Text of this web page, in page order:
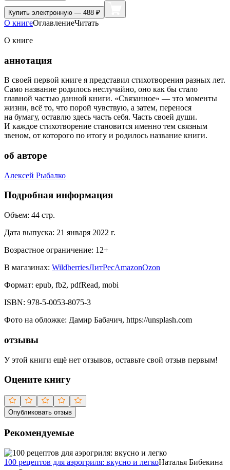
Купить электронную — 488 ₽
О книгеОглавлениеЧитать
О книге
аннотация
В своей первой книге я представил стихотворения разных лет.
Само название родилось неслучайно, оно как бы стало
главной частью данной книги. «Связанное» — это моменты
жизни, всё то, что порой чувствую, а затем, перенося
на бумагу, оставлю здесь часть себя. Часть своей души.
И каждое стихотворение становится именно тем связным
звеном, от которого по итогу и родилось название книги.
об авторе
Алексей Рыбалко
Подробная информация
Объем: 44 стр.
Дата выпуска: 21 января 2022 г.
Возрастное ограничение: 12+
В магазинах: WildberriesЛитРесAmazonOzon
Формат: epub, fb2, pdfRead, mobi
ISBN: 978-5-0053-8075-3
Фото на обложке: Дамир Бабачич, https://unsplash.com
отзывы
У этой книги ещё нет отзывов, оставьте свой отзыв первым!
Оцените книгу
Опубликовать отзыв
Рекомендуемые
100 рецептов для аэрогриля: вкусно и легкоНаталья Бибекина